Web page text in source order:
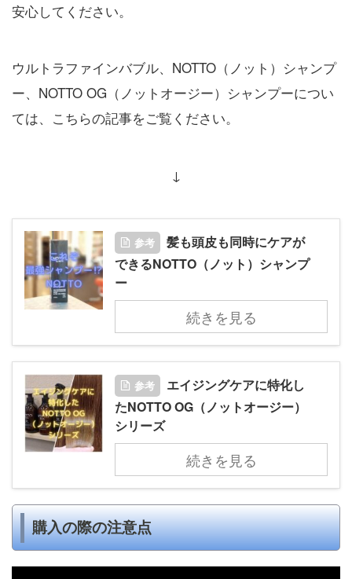
安心してください。
ウルトラファインバブル、NOTTO（ノット）シャンプ
ー、NOTTO OG（ノットオージー）シャンプーについ
ては、こちらの記事をご覧ください。
↓
参考
髪も頭皮も同時にケアが
できるNOTTO（ノット）シャンプ
ー
続きを見る
参考
エイジングケアに特化し
たNOTTO OG（ノットオージー）
シリーズ
続きを見る
購入の際の注意点